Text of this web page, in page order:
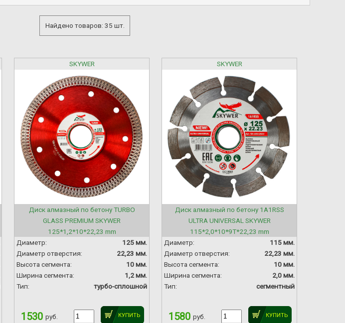
Найдено товаров: 35 шт.
SKYWER
Диск алмазный по бетону TURBO
GLASS PREMIUM SKYWER
125*1,2*10*22,23 mm
Диаметр:
125 мм.
Диаметр отверстия:
22,23 мм.
Высота сегмента:
10 мм.
Ширина сегмента:
1,2 мм.
Тип:
турбо-сплошной
1530 руб. КУПИТЬ
SKYWER
Диск алмазный по бетону 1A1RSS
ULTRA UNIVERSAL SKYWER
115*2,0*10*9T*22,23 mm
Диаметр:
115 мм.
Диаметр отверстия:
22,23 мм.
Высота сегмента:
10 мм.
Ширина сегмента:
2,0 мм.
Тип:
сегментный
1580 руб. КУПИТЬ